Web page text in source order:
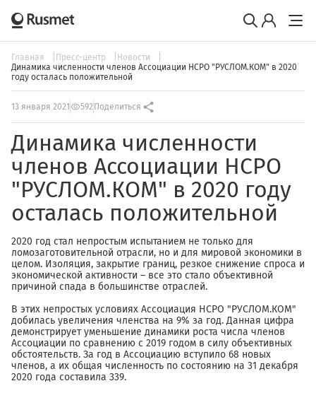
Главная Пресс-центр
Новости
Динамика численности членов Ассоциации НСРО "РУСЛОМ.КОМ" в 2020
году осталась положительной
13 января 2021 592 Поделиться
Динамика численности
членов Ассоциации НСРО
"РУСЛОМ.КОМ" в 2020 году
осталась положительной
2020 год стал непростым испытанием не только для
ломозаготовительной отрасли, но и для мировой экономики в
целом. Изоляция, закрытие границ, резкое снижение спроса и
экономической активности – все это стало объективной
причиной спада в большинстве отраслей.
В этих непростых условиях Ассоциация НСРО "РУСЛОМ.КОМ"
добилась увеличения членства на 9% за год. Данная цифра
демонстрирует уменьшение динамики роста числа членов
Ассоциации по сравнению с 2019 годом в силу объективных
обстоятельств. За год в Ассоциацию вступило 68 новых
членов, а их общая численность по состоянию на 31 декабря
2020 года составила 339.